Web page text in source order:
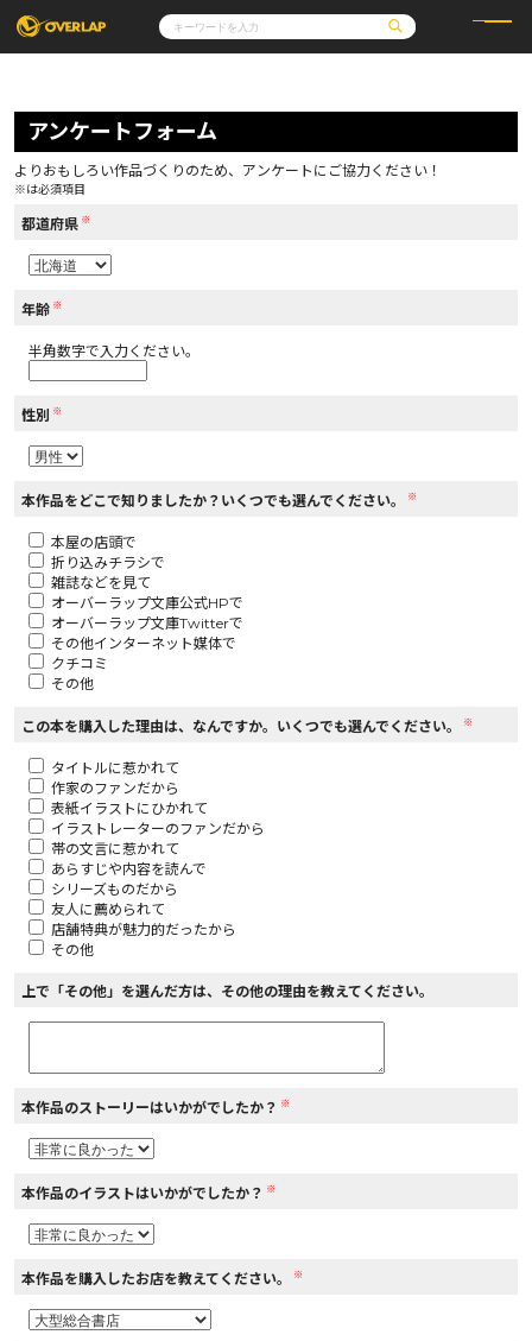
コミック
コミックガルド
コミッククリエ
LiQulle
ラブパルフェ
ライトノベル
ロサージュノベルス
その他
コミックエッセイ
通販・NEWS
OVERLAP STORE
アクセス
オーバーラップホールディングス
コミックパルフェ
閉じる
アンケートフォーム
よりおもしろい作品づくりのため、アンケートにご協力ください！
※は必須項目
都道府県 ※
年齢 ※
半角数字で入力ください。
性別 ※
本作品をどこで知りましたか？いくつでも選んでください。 ※
本屋の店頭で
折り込みチラシで
雑誌などを見て
オーバーラップ文庫公式HPで
オーバーラップ文庫Twitterで
その他インターネット媒体で
クチコミ
その他
この本を購入した理由は、なんですか。いくつでも選んでください。 ※
タイトルに惹かれて
作家のファンだから
表紙イラストにひかれて
イラストレーターのファンだから
帯の文言に惹かれて
あらすじや内容を読んで
シリーズものだから
友人に薦められて
店舗特典が魅力的だったから
その他
上で「その他」を選んだ方は、その他の理由を教えてください。
本作品のストーリーはいかがでしたか？ ※
本作品のイラストはいかがでしたか？ ※
本作品を購入したお店を教えてください。 ※